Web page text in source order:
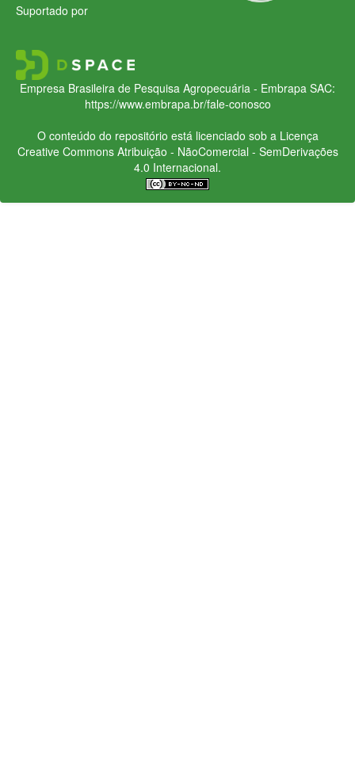
Suportado por
Empresa Brasileira de Pesquisa Agropecuária - Embrapa SAC:
https://www.embrapa.br/fale-conosco
O conteúdo do repositório está licenciado sob a Licença
Creative CommonsAtribuição - NãoComercial - SemDerivações
4.0 Internacional.